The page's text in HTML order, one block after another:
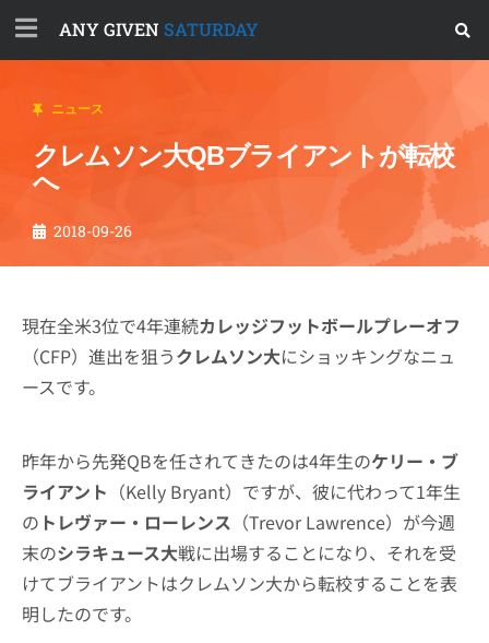
ANY GIVEN SATURDAY
ニュース
クレムソン大QBブライアントが転校
へ
2018-09-26
現在全米3位で4年連続カレッジフットボールプレーオフ
（CFP）進出を狙うクレムソン大にショッキングなニュ
ースです。
昨年から先発QBを任されてきたのは4年生のケリー・ブ
ライアント （Kelly Bryant）ですが、彼に代わって1年生
の トレヴァー・ローレンス （Trevor Lawrence）が今週
末のシラキュース大戦に出場することになり、それを受
けてブライアントはクレムソン大から転校することを表
明したのです。